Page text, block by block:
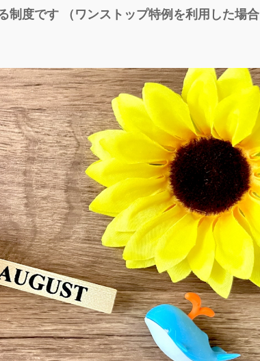
制度です （ワンストップ特例を利用した場合